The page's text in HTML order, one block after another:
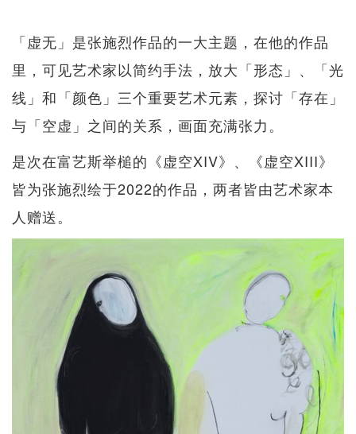
「虚无」是张施烈作品的一大主题，在他的作品
里，可见艺术家以简约手法，放大「形态」、「光
线」和「颜色」三个重要艺术元素，探讨「存在」
与「空虚」之间的关系，画面充满张力。
是次在富艺斯举槌的《虚空XIV》、《虚空XIII》
皆为张施烈绘于2022的作品，两者皆由艺术家本
人赠送。